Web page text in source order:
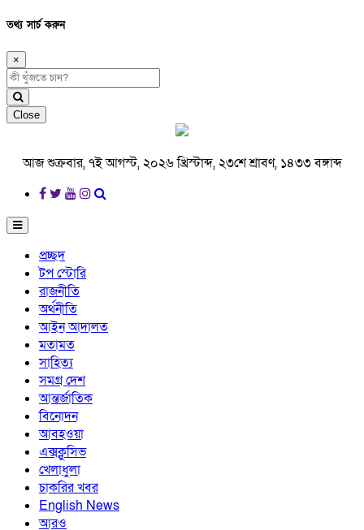
তথ্য সার্চ করুন
×
Close
আজ শুক্রবার, ৭ই আগস্ট, ২০২৬ খ্রিস্টাব্দ, ২৩শে শ্রাবণ, ১৪৩৩ বঙ্গাব্দ
প্রচ্ছদ
টপ স্টোরি
রাজনীতি
অর্থনীতি
আইন আদালত
মতামত
সাহিত্য
সমগ্র দেশ
আন্তর্জাতিক
বিনোদন
আবহওয়া
এক্সক্লুসিভ
খেলাধুলা
চাকরির খবর
English News
আরও